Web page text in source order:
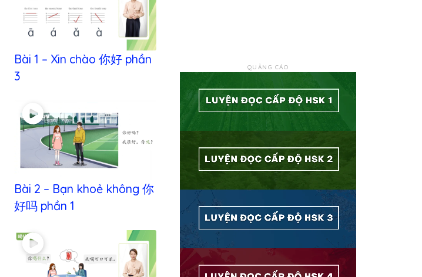
Bài 1 – Xin chào 你好 phần
3
Bài 2 – Bạn khoẻ không 你
好吗 phần 1
QUẢNG CÁO